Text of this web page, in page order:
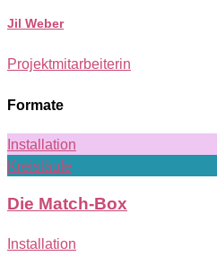
Jil Weber
Projektmitarbeiterin
Formate
Installation
Kreisläufe
Die Match-Box
Installation